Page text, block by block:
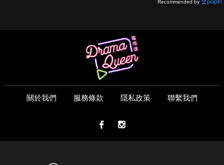
Recommended by
關於我們 服務條款 隱私政策 聯繫我們